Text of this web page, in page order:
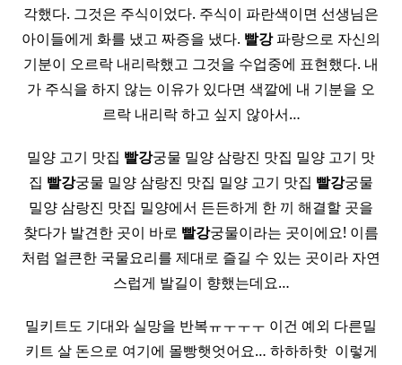
각했다. 그것은 주식이었다. 주식이 파란색이면 선생님은
아이들에게 화를 냈고 짜증을 냈다. 빨강파랑으로 자신의
기분이 오르락 내리락했고 그것을 수업중에 표현했다. 내
가 주식을 하지 않는 이유가 있다면 색깔에 내 기분을 오
르락 내리락 하고 싶지 않아서…
밀양 고기 맛집 빨강궁물 밀양 삼랑진 맛집 밀양 고기 맛
집 빨강궁물 밀양 삼랑진 맛집 밀양 고기 맛집 빨강궁물
밀양 삼랑진 맛집 밀양에서 든든하게 한 끼 해결할 곳을
찾다가 발견한 곳이 바로 빨강궁물이라는 곳이에요! 이름
처럼 얼큰한 국물요리를 제대로 즐길 수 있는 곳이라 자연
스럽게 발길이 향했는데요…
밀키트도 기대와 실망을 반복ㅠㅜㅜㅜ 이건 예외 다른밀
키트 살 돈으로 여기에 몰빵햇엇어요… 하하하핫 ​ 이렇게